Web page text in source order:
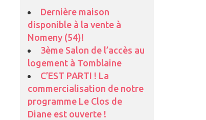
Dernière maison
disponible à la vente à
Nomeny (54)!
3ème Salon de l’accès au
logement à Tomblaine
C’EST PARTI ! La
commercialisation de notre
programme Le Clos de
Diane est ouverte !